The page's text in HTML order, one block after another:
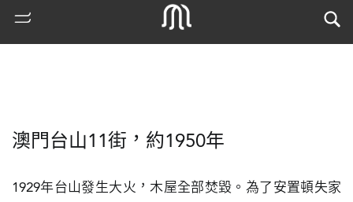
澳門台山11街，約1950年
1929年台山發生大火，木屋全部焚毀。為了安置頓失家